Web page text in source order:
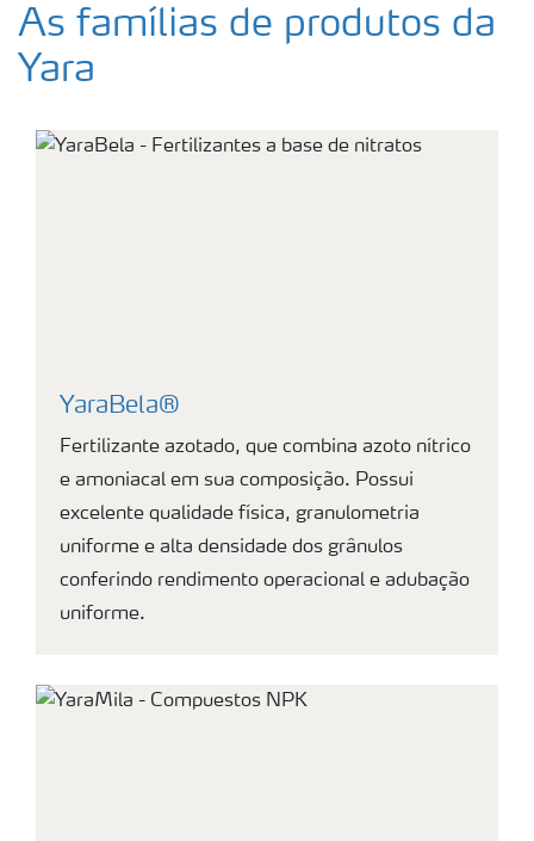
As famílias de produtos da
Yara
YaraBela®
Fertilizante azotado, que combina azoto nítrico
e amoniacal em sua composição. Possui
excelente qualidade física, granulometria
uniforme e alta densidade dos grânulos
conferindo rendimento operacional e adubação
uniforme.